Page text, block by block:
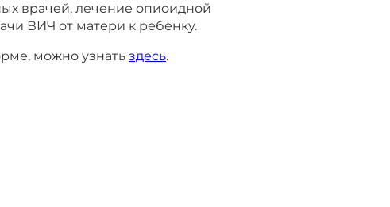
врачей, лечение опиоидной
ВИЧ от матери к ребенку.
можно узнать здесь.